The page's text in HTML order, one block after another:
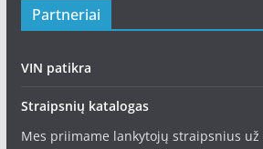
Partneriai
VIN patikra
Straipsnių katalogas
Mes priimame lankytojų straipsnius